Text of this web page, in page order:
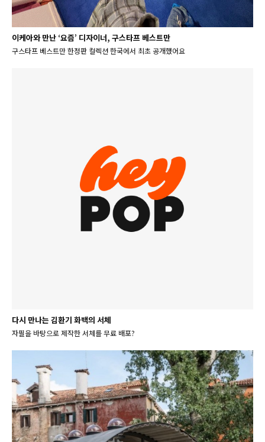
이케아와 만난 ‘요즘’ 디자이너, 구스타프 베스트만
구스타프 베스트만 한정판 컬렉션 한국에서 최초 공개했어요
다시 만나는 김환기 화백의 서체
자필을 바탕으로 제작한 서체를 무료 배포?